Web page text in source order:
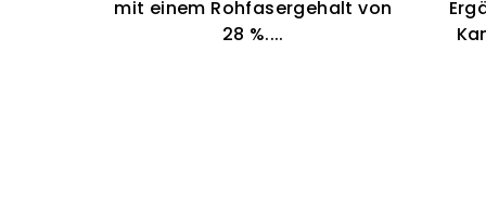
Sternen.
mit einem Rohfasergehalt von
28 %....